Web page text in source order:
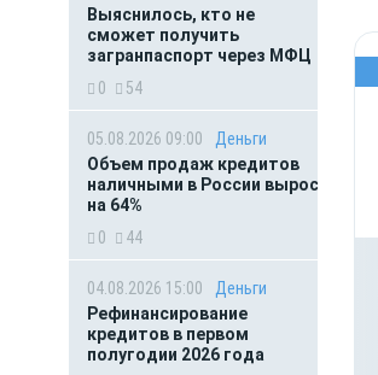
Выяснилось, кто не
сможет получить
загранпаспорт через МФЦ
0
54
05.08.2026 09:00
Деньги
Объем продаж кредитов
наличными в России вырос
на 64%
0
44
04.08.2026 15:00
Деньги
Рефинансирование
кредитов в первом
полугодии 2026 года